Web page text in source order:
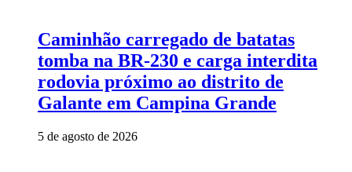
Caminhão carregado de batatas
tomba na BR-230 e carga interdita
rodovia próximo ao distrito de
Galante em Campina Grande
5 de agosto de 2026